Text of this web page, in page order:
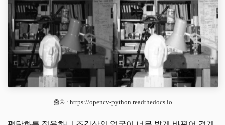
출처: https://opencv-python.readthedocs.io